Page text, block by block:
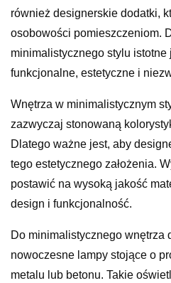
również designerskie dodatki,
osobowości pomieszczeniom.
minimalistycznego stylu istotne
funkcjonalne, estetyczne i
Wnętrza w minimalistycznym
zazwyczaj stonowaną
Dlatego ważne jest, aby
tego estetycznego założenia.
postawić na wysoką jakość
design i funkcjonalność.
Do minimalistycznego wnętrza
nowoczesne lampy stojące o
metalu lub betonu. Takie